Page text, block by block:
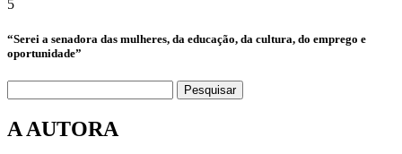
5
“Serei a senadora das mulheres, da educação, da cultura, do emprego e
oportunidade”
Pesquisar
A AUTORA